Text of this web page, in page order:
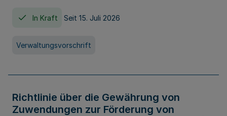
In Kraft Seit 15. Juli 2026
Verwaltungsvorschrift
Richtlinie über die Gewährung von
Zuwendungen zur Förderung von